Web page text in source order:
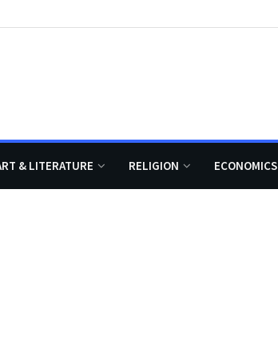
& LITERATURE RELIGION ECONOMICS